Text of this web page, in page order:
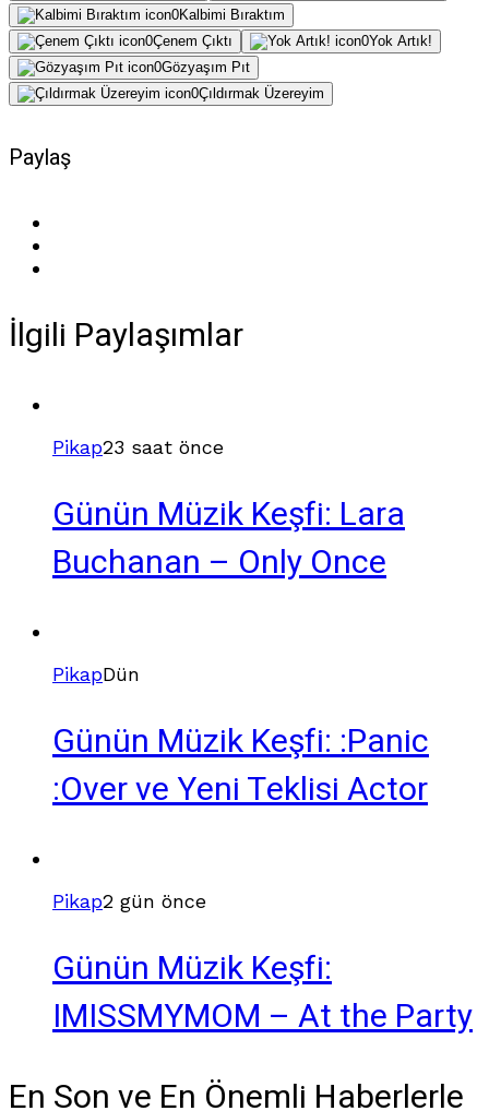
0Kalbimi Bıraktım
0Çenem Çıktı 0Yok Artık!
0Gözyaşım Pıt
0Çıldırmak Üzereyim
Paylaş
İlgili Paylaşımlar
Pikap23 saat önce
Günün Müzik Keşfi: Lara
Buchanan – Only Once
PikapDün
Günün Müzik Keşfi: :Panic
:Over ve Yeni Teklisi Actor
Pikap2 gün önce
Günün Müzik Keşfi:
IMISSMYMOM – At the Party
En Son ve En Önemli Haberlerle